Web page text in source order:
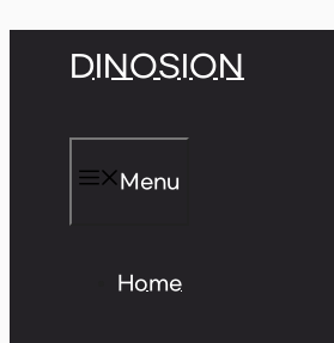
DINOSION
Menu
Home